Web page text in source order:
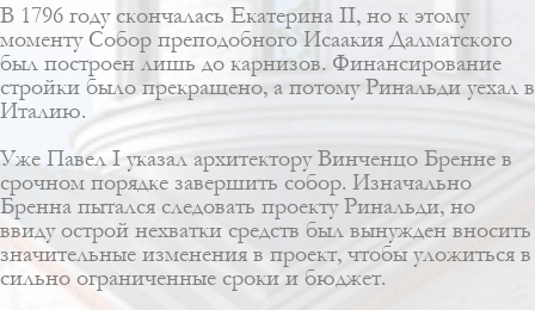
В 1796 году скончалась Екатерина II, но к этому
моменту Собор преподобного Исаакия Далматского
был построен лишь до карнизов. Финансирование
стройки было прекращено, а потому Ринальди уехал в
Италию.
Уже Павел I указал архитекторуВинченцо Бренне в
срочном порядке завершить собор. Изначально
Бренна пытался следовать проекту Ринальди, но
ввиду острой нехватки средств был вынужден вносить
значительные изменения в проект, чтобы уложиться в
сильно ограниченные сроки и бюджет.